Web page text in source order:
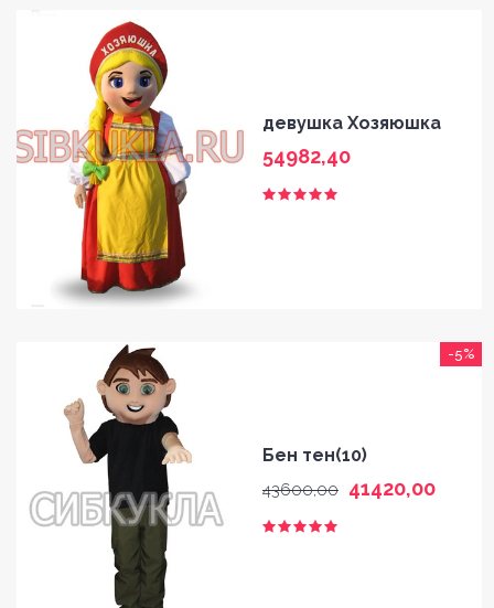
девушка Хозяюшка
54982,40
-5%
Бен тен(10)
43600,00 41420,00